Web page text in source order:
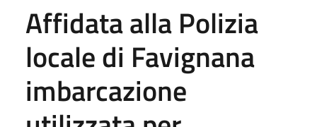
Affidata alla Polizia
locale di Favignana
imbarcazione